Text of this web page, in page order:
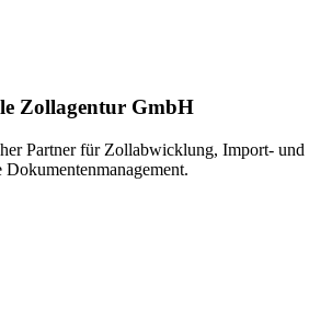
Zollagentur GmbH
Partner für Zollabwicklung, Import- und